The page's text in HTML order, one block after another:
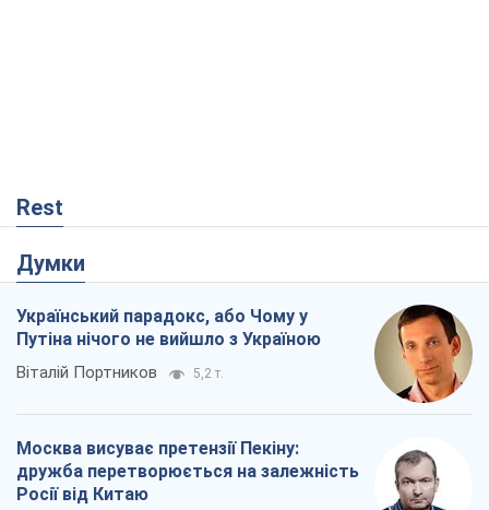
Rest
Думки
Український парадокс, або Чому у
Путіна нічого не вийшло з Україною
Віталій Портников 5,2 т.
Москва висуває претензії Пекіну:
дружба перетворюється на залежність
Росії від Китаю